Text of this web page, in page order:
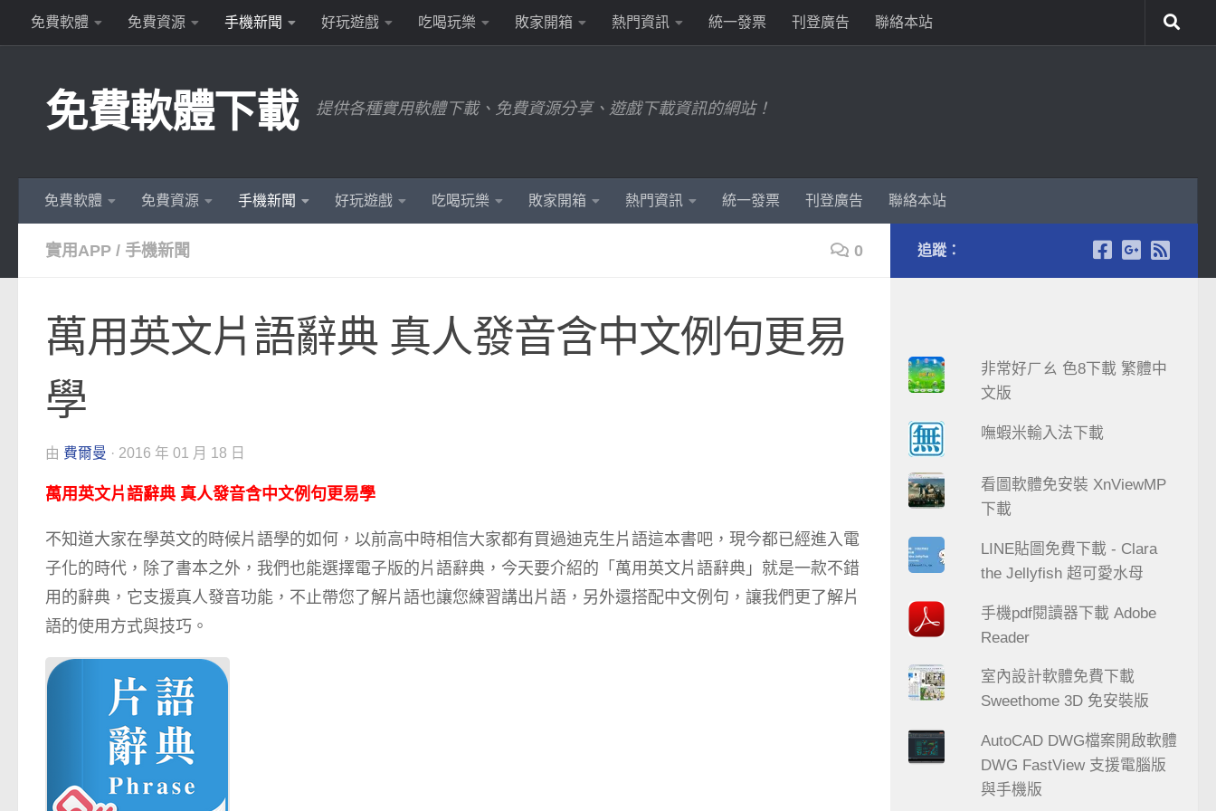
Skip to content
免費軟體 免費資源 手機新聞 好玩遊戲 吃喝玩樂 敗家開箱 熱門資訊 統一發票 刊登廣告 聯絡本站
免費軟體下載 提供各種實用軟體下載、免費資源分享、遊戲下載資訊的網站！
免費軟體 免費資源 手機新聞 好玩遊戲 吃喝玩樂 敗家開箱 熱門資訊 統一發票 刊登廣告 聯絡本站
實用APP / 手機新聞 0
萬用英文片語辭典 真人發音含中文例句更易
學
由 費爾曼 · 2016 年 01 月 18 日
萬用英文片語辭典 真人發音含中文例句更易學
不知道大家在學英文的時候片語學的如何，以前高中時相信大家都有買過迪克生片語這本書吧，現今都已經進入電
子化的時代，除了書本之外，我們也能選擇電子版的片語辭典，今天要介紹的「萬用英文片語辭典」就是一款不錯
用的辭典，它支援真人發音功能，不止帶您了解片語也讓您練習講出片語，另外還搭配中文例句，讓我們更了解片
語的使用方式與技巧。
追蹤：
非常好ㄏㄠ 色8下載 繁體中
文版
嘸蝦米輸入法下載
看圖軟體免安裝 XnViewMP
下載
LINE貼圖免費下載 - Clara
the Jellyfish 超可愛水母
手機pdf閱讀器下載 Adobe
Reader
室內設計軟體免費下載
Sweethome 3D 免安裝版
AutoCAD DWG檔案開啟軟體
DWG FastView 支援電腦版
與手機版